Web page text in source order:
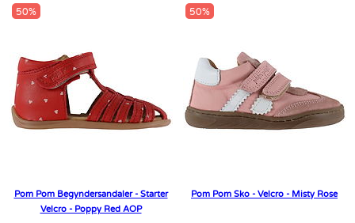
50%
Pom Pom Begyndersandaler - Starter
Velcro - Poppy Red AOP
50%
Pom Pom Sko - Velcro - Misty Rose